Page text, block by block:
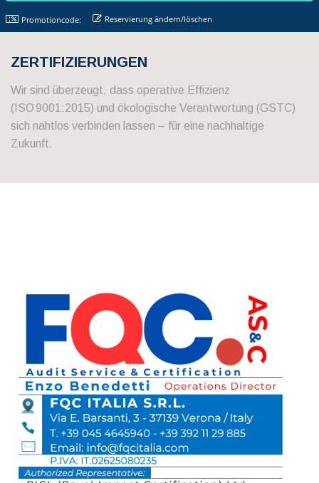
Promotioncode: Reservierung ändern/löschen
ZERTIFIZIERUNGEN
Wir sind überzeugt, dass operative Effizienz
(ISO 9001:2015) und ökologische Verantwortung (GSTC)
sich nahtlos verbinden lassen – für eine nachhaltige
Zukunft.